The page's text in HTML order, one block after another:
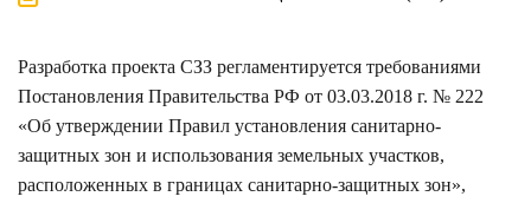
Разработка проекта СЗЗ регламентируется требованиями
Постановления Правительства РФ от 03.03.2018 г. № 222
«Об утверждении Правил установления санитарно-
защитных зон и использования земельных участков,
расположенных в границах санитарно-защитных зон»,